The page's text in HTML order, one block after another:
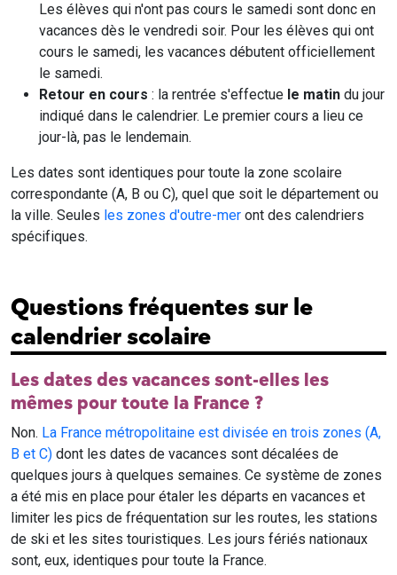
Les élèves qui n'ont pas cours le samedi sont donc en
vacances dès le vendredi soir. Pour les élèves qui ont
cours le samedi, les vacances débutent officiellement
le samedi.
Retour en cours : la rentrée s'effectue le matin du jour
indiqué dans le calendrier. Le premier cours a lieu ce
jour-là, pas le lendemain.
Les dates sont identiques pour toute la zone scolaire
correspondante (A, B ou C), quel que soit le département ou
la ville. Seules les zones d'outre-mer ont des calendriers
spécifiques.
Questions fréquentes sur le
calendrier scolaire
Les dates des vacances sont-elles les
mêmes pour toute la France ?
Non. La France métropolitaine est divisée en trois zones (A,
B et C) dont les dates de vacances sont décalées de
quelques jours à quelques semaines. Ce système de zones
a été mis en place pour étaler les départs en vacances et
limiter les pics de fréquentation sur les routes, les stations
de ski et les sites touristiques. Les jours fériés nationaux
sont, eux, identiques pour toute la France.